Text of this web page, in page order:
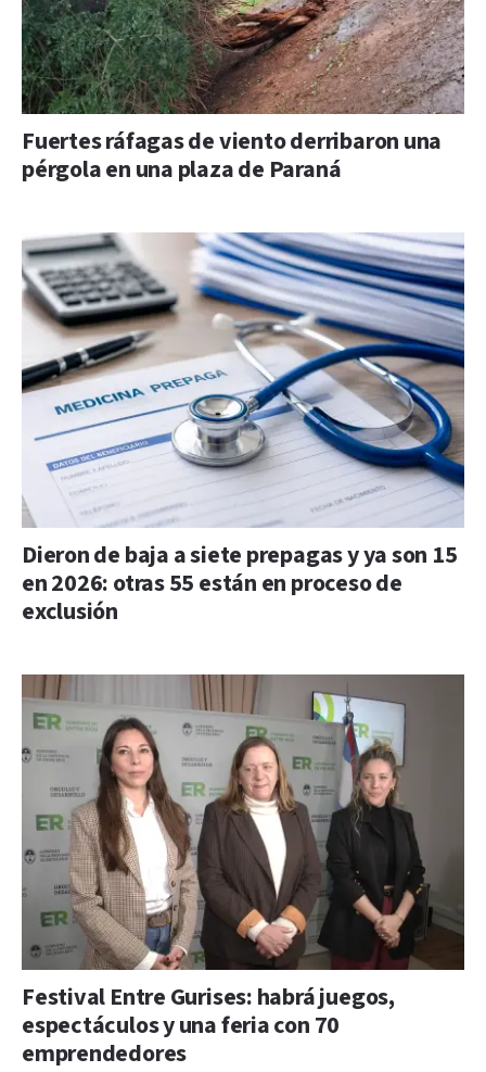
Fuertes ráfagas de viento derribaron una
pérgola en una plaza de Paraná
Dieron de baja a siete prepagas y ya son 15
en 2026: otras 55 están en proceso de
exclusión
Festival Entre Gurises: habrá juegos,
espectáculos y una feria con 70
emprendedores